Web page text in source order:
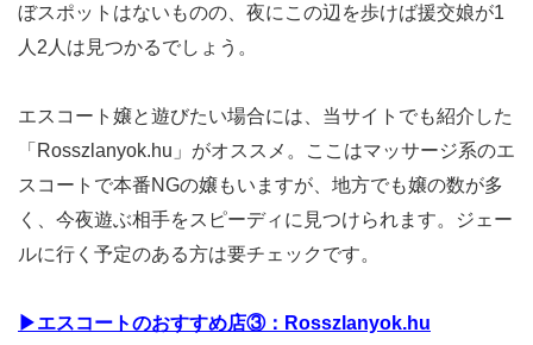
ぼスポットはないものの、夜にこの辺を歩けば援交娘が1
人2人は見つかるでしょう。
エスコート嬢と遊びたい場合には、当サイトでも紹介した
「Rosszlanyok.hu」がオススメ。ここはマッサージ系のエ
スコートで本番NGの嬢もいますが、地方でも嬢の数が多
く、今夜遊ぶ相手をスピーディに見つけられます。ジェー
ルに行く予定のある方は要チェックです。
▶エスコートのおすすめ店③：Rosszlanyok.hu